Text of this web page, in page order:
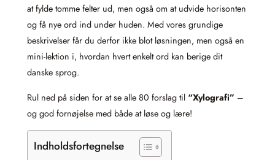
at fylde tomme felter ud, men også om at udvide horisonten
og få nye ord ind under huden. Med vores grundige
beskrivelser får du derfor ikke blot løsningen, men også en
mini-lektion i, hvordan hvert enkelt ord kan berige dit
danske sprog.
Rul ned på siden for at se alle 80 forslag til “Xylografi” –
og god fornøjelse med både at løse og lære!
Indholdsfortegnelse